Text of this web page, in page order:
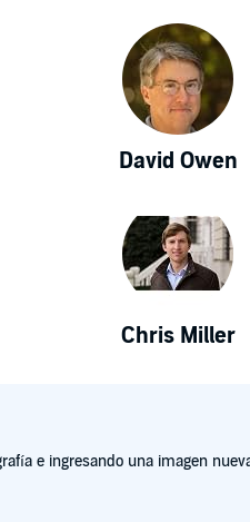
David Owen
Chris Miller
e ingresando una imagen